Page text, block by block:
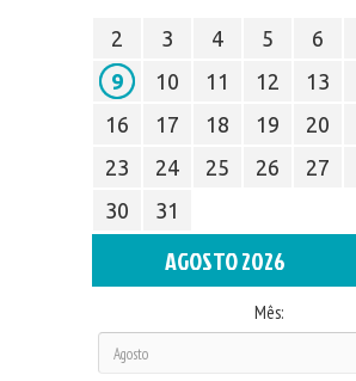
2
3 4 5 6
9
10 11 12 13
16
17 18 19 20
23
24 25 26 27
30
31
AGOSTO 2026
Mês: